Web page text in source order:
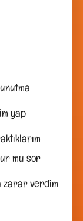
yap
mu sor
zarar verdim